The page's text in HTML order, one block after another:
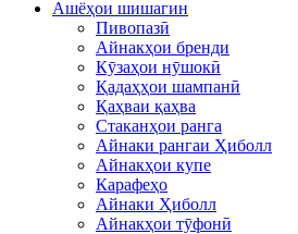
Ашёҳои шишагин
Пивопазӣ
Айнакҳои бренди
Кӯзаҳои нӯшокӣ
Қадаҳҳои шампанӣ
Қаҳваи қаҳва
Стаканҳои ранга
Айнаки рангаи Ҳиболл
Айнакҳои купе
Карафеҳо
Айнаки Ҳиболл
Айнакҳои тӯфонӣ